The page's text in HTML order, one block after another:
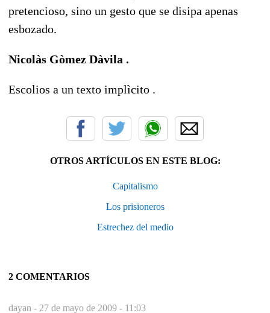
pretencioso, sino un gesto que se disipa apenas
esbozado.
Nicolàs Gòmez Dàvila .
Escolios a un texto implìcito .
OTROS ARTÍCULOS EN ESTE BLOG:
Capitalismo
Los prisioneros
Estrechez del medio
2 COMENTARIOS
dayan - 27 de mayo de 2009 - 11:03